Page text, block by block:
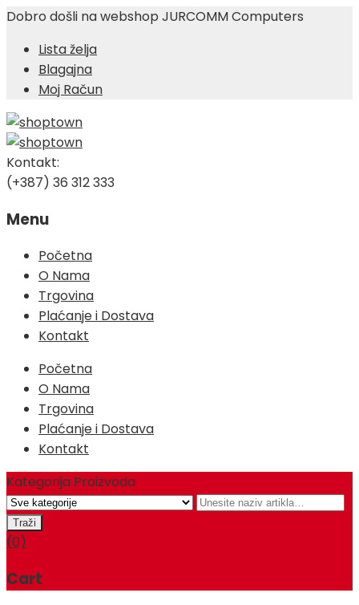
Dobro došli na webshop JURCOMM Computers
Lista želja
Blagajna
Moj Račun
Kontakt:
(+387) 36 312 333
Menu
Skip
content
Početna
O Nama
Trgovina
Plaćanje i Dostava
Kontakt
Početna
O Nama
Trgovina
Plaćanje i Dostava
Kontakt
Kategorija Proizvoda
(0)
Cart